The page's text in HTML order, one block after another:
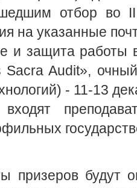
отбор во
на указанные
и защита работы
Sacra Audit»,
- 11-13
призеров будут